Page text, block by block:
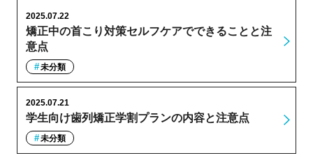
矯正中の首こり対策セルフケアでできることと注
意点
2025.07.22
未分類
学生向け歯列矯正学割プランの内容と注意点
2025.07.21
未分類